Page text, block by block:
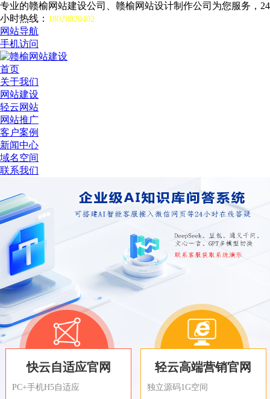
专业的赣榆网站建设公司、赣榆网站设计制作公司为您服务，24
小时热线： 18028020402
网站导航
手机访问
首页
关于我们
网站建设
轻云网站
网站推广
客户案例
新闻中心
域名空间
联系我们
快云自适应官网
PC+手机H5自适应
轻云高端营销官网
独立源码1G空间